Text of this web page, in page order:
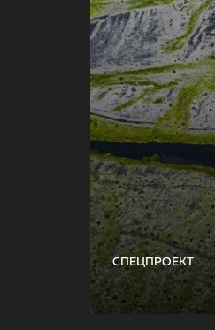
СПЕЦПРОЕКТ